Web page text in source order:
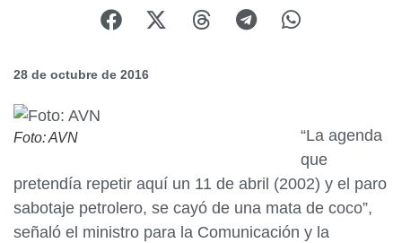
28 de octubre de 2016
Foto: AVN
“La agenda
que
pretendía repetir aquí un 11 de abril (2002) y el paro
sabotaje petrolero, se cayó de una mata de coco”,
señaló el ministro para la Comunicación y la